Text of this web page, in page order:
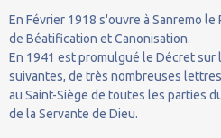
En Février 1918 s'ouvre à Sanremo
de Béatification et Canonisation.
En 1941 est promulgué le Décret sur
suivantes, de très nombreuses
au Saint-Siège de toutes les parties
de la Servante de Dieu.